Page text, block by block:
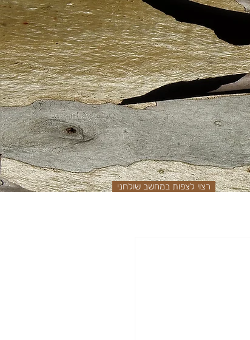
רצוי לצפות במחשב שולחני